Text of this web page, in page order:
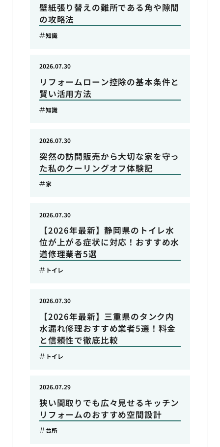
壁紙張り替えの難所である角や隙間
の攻略法
知識
リフォームローン控除の基本条件と
賢い活用方法
2026.07.30
知識
突然の訪問販売から大切な家を守っ
た私のクーリングオフ体験記
2026.07.30
家
【2026年最新】静岡県のトイレ水
位が上がる症状に対応！おすすめ水
道修理業者5選
2026.07.30
トイレ
【2026年最新】三重県のタンク内
水漏れ修理おすすめ業者5選！料金
と信頼性で徹底比較
2026.07.30
トイレ
狭い間取りでも広々見せるキッチン
リフォームのおすすめ空間設計
2026.07.29
台所